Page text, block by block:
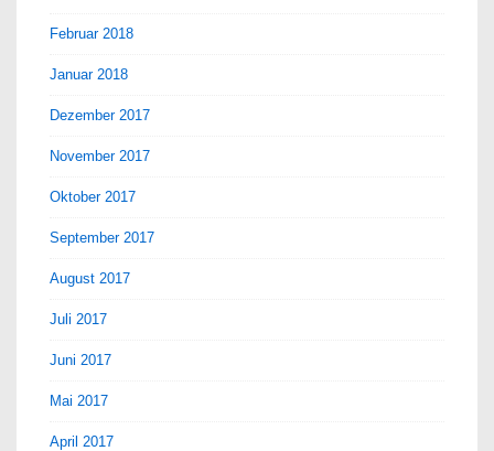
Februar 2018
Januar 2018
Dezember 2017
November 2017
Oktober 2017
September 2017
August 2017
Juli 2017
Juni 2017
Mai 2017
April 2017